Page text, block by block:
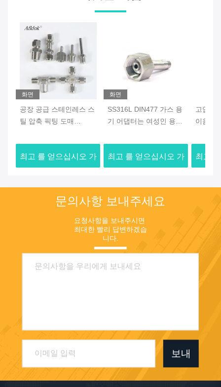
화면
공장 공급 스테인레스 스
틸 압축 픽팅 도매
혜택을 OEM 지원
최고 를 얻으십시오 가
화면
SS316L DIN477 가스 용
기 어댑터는 여성인 용접
최고 를 얻으십시오 가
고압
이음쇠
최고
문의사항 보내주세요
요청사항을 보내주시면
최대한 빨리 답변하겠습
니다.
보내